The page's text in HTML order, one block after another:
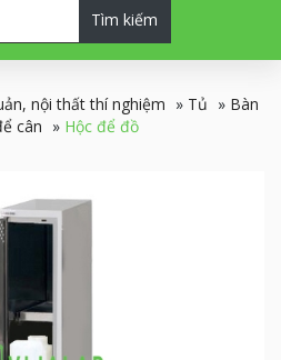
Tìm kiếm
nội thất thí nghiệm » Tủ » Bàn
cân » Hộc để đồ